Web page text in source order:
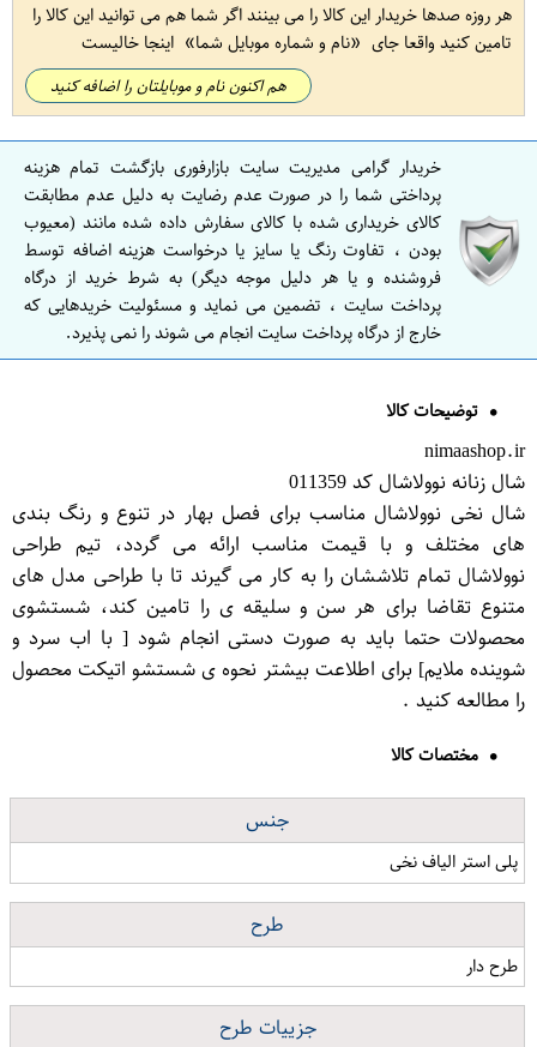
هر روزه صدها خریدار این کالا را می بینند اگر شما هم می توانید این کالا را
تامین کنید واقعا جای
نام و شماره موبایل شما اینجا خالیست
هم اکنون نام و موبایلتان را اضافه کنید
خریدار گرامی مدیریت سایت بازارفوری بازگشت تمام هزینه
پرداختی شما را در صورت عدم رضایت به دلیل عدم مطابقت
کالای خریداری شده با کالای سفارش داده شده مانند (معیوب
بودن ، تفاوت رنگ یا سایز یا درخواست هزینه اضافه توسط
فروشنده و یا هر دلیل موجه دیگر) به شرط خرید از درگاه
پرداخت سایت ، تضمین می نماید و مسئولیت خریدهایی که
خارج از درگاه پرداخت سایت انجام می شوند را نمی پذیرد.
توضیحات کالا
nimaashop.ir
شال زنانه نوولاشال کد 011359
شال نخی نوولاشال مناسب برای فصل بهار در تنوع و رنگ بندی
های مختلف و با قیمت مناسب ارائه می گردد، تیم طراحی
نوولاشال تمام تلاششان را به کار می گیرند تا با طراحی مدل های
متنوع تقاضا برای هر سن و سلیقه ی را تامین کند، شستشوی
محصولات حتما باید به صورت دستی انجام شود [ با اب سرد و
شوینده ملایم] برای اطلاعت بیشتر نحوه ی شستشو اتیکت محصول
را مطالعه کنید .
مختصات کالا
جنس
پلی استر الیاف نخی
طرح
طرح دار
جزییات طرح